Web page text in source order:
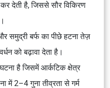
देती है, जिससे सौर विकिरण
समुद्री बर्फ का पीछे हटना तेज़
को बढ़ावा देता है।
है जिसमें आर्कटिक क्षेत्र
में 2–4 गुना तीव्रता से गर्म